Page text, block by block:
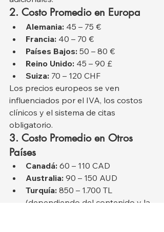
2. Costo Promedio en Europa
Alemania: 45 – 75 €
Francia: 40 – 70 €
Países Bajos: 50 – 80 €
Reino Unido: 45 – 90 £
Suiza: 70 – 120 CHF
Los precios europeos se ven
influenciados por el IVA, los costos
clínicos y el sistema de citas
obligatorio.
3. Costo Promedio en Otros
Países
Canadá: 60 – 110 CAD
Australia: 90 – 150 AUD
Turquía: 850 – 1.700 TL
(dependiendo del contenido y la